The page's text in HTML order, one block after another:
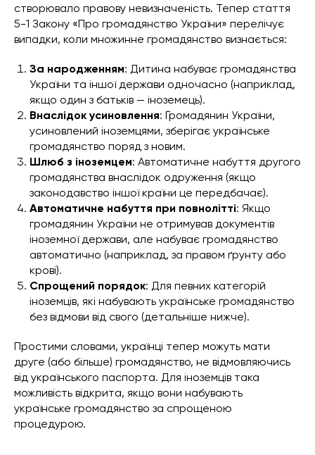
створювало правову невизначеність. Тепер стаття
5-1 Закону «Про громадянство України» перелічує
випадки, коли множинне громадянство визнається:
За народженням: Дитина набуває громадянства
України та іншої держави одночасно (наприклад,
якщо один з батьків — іноземець).
Внаслідок усиновлення: Громадянин України,
усиновлений іноземцями, зберігає українське
громадянство поряд з новим.
Шлюб з іноземцем: Автоматичне набуття другого
громадянства внаслідок одруження (якщо
законодавство іншої країни це передбачає).
Автоматичне набуття при повнолітті: Якщо
громадянин України не отримував документів
іноземної держави, але набуває громадянство
автоматично (наприклад, за правом ґрунту або
крові).
Спрощений порядок: Для певних категорій
іноземців, які набувають українське громадянство
без відмови від свого (детальніше нижче).
Простими словами, українці тепер можуть мати
друге (або більше) громадянство, не відмовляючись
від українського паспорта. Для іноземців така
можливість відкрита, якщо вони набувають
українське громадянство за спрощеною
процедурою.